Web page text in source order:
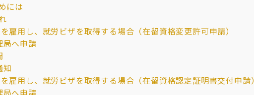
には
雇用し、就労ビザを取得する場合（在留資格変更許可申請）
局へ申請
知
雇用し、就労ビザを取得する場合（在留資格認定証明書交付申請）